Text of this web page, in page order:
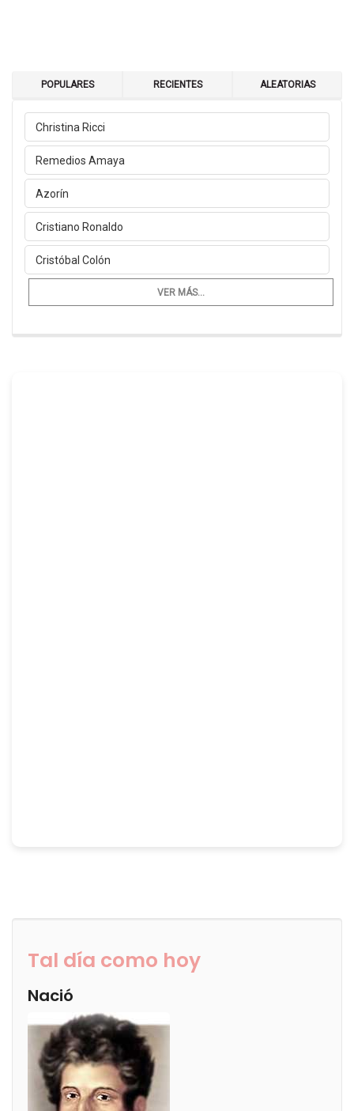
POPULARES RECIENTES ALEATORIAS
Christina Ricci
Remedios Amaya
Azorín
Cristiano Ronaldo
Cristóbal Colón
VER MÁS...
Tal día como hoy
Nació